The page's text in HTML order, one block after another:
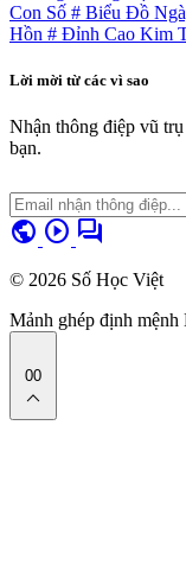
Con Số # Biểu Đồ
Hồn # Đỉnh Cao Kim
Lời mời từ các vì sao
Nhận thông điệp vũ
bạn.
public play_circle forum
© 2026 Số Học Việt
Mảnh ghép định mệnh
00
expand_less